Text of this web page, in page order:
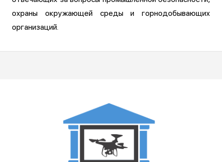
охраны окружающей среды и горнодобывающих
организаций.